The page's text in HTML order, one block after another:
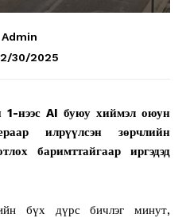
Admin
30/2025
1-нээс AI буюу хиймэл оюун
илрүүлсэн зөрчлийн
баримттайгаар иргэдэд
бүх дүрс бичлэг минут,